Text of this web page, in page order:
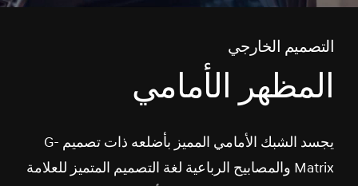
التصميم الخارجي
المظهر الأمامي
يجسد الشبك الأمامي المميز بأضلعه ذات تصميم G-
Matrix والمصابيح الرباعية لغة التصميم المتميز للعلامة